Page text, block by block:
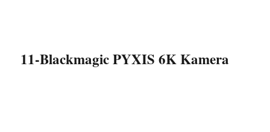
11-Blackmagic PYXIS 6K Kamera